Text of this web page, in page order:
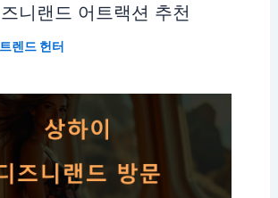
니랜드 어트랙션 추천
트렌드 헌터